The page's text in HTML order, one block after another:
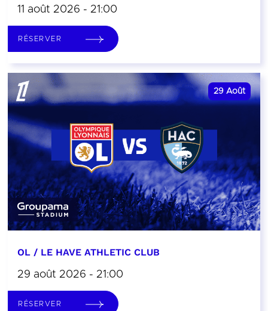
11 août 2026 - 21:00
RÉSERVER
29 Août
OL / LE HAVE ATHLETIC CLUB
29 août 2026 - 21:00
RÉSERVER